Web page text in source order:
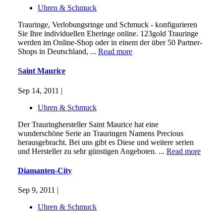
Uhren & Schmuck
Trauringe, Verlobungsringe und Schmuck - konfigurieren
Sie Ihre individuellen Eheringe online. 123gold Trauringe
werden im Online-Shop oder in einem der über 50 Partner-
Shops in Deutschland, ... Read more
Saint Maurice
Sep 14, 2011 |
Uhren & Schmuck
Der Trauringhersteller Saint Maurice hat eine
wunderschöne Serie an Trauringen Namens Precious
herausgebracht. Bei uns gibt es Diese und weitere serien
und Hersteller zu sehr günstigen Angeboten. ... Read more
Diamanten-City
Sep 9, 2011 |
Uhren & Schmuck